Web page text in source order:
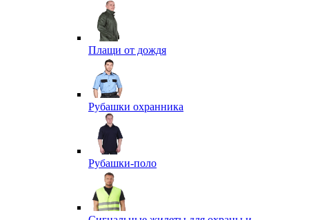
Плащи от дождя
Рубашки охранника
Рубашки-поло